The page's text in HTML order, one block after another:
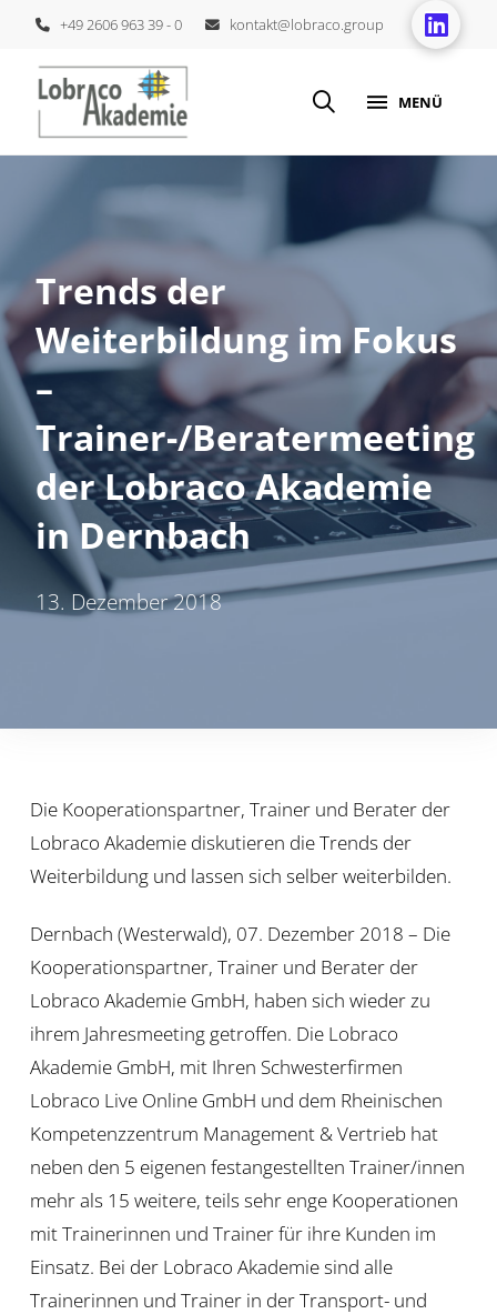
+49 2606 963 39 - 0 kontakt@lobraco.group
MENÜ
Trends der
Weiterbildung im Fokus
–
Trainer-/Beratermeeting
der Lobraco Akademie
in Dernbach
13. Dezember 2018
Die Kooperationspartner, Trainer und Berater der
Lobraco Akademie diskutieren die Trends der
Weiterbildung und lassen sich selber weiterbilden.
Dernbach (Westerwald), 07. Dezember 2018 – Die
Kooperationspartner, Trainer und Berater der
Lobraco Akademie GmbH, haben sich wieder zu
ihrem Jahresmeeting getroffen. Die Lobraco
Akademie GmbH, mit Ihren Schwesterfirmen
Lobraco Live Online GmbH und dem Rheinischen
Kompetenzzentrum Management & Vertrieb hat
neben den 5 eigenen festangestellten Trainer/innen
mehr als 15 weitere, teils sehr enge Kooperationen
mit Trainerinnen und Trainer für ihre Kunden im
Einsatz. Bei der Lobraco Akademie sind alle
Trainerinnen und Trainer in der Transport- und